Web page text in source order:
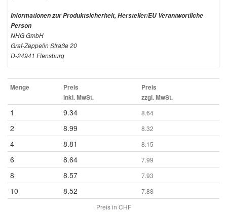
Informationen zur Produktsicherheit, Hersteller/EU Verantwortliche
Person
NHG GmbH
Graf-Zeppelin Straße 20
D-24941 Flensburg
Menge
Preis
inkl. MwSt.
Preis
zzgl. MwSt.
1 9.34 8.64
2 8.99 8.32
4 8.81 8.15
6 8.64 7.99
8 8.57 7.93
10 8.52
7.88
Preis in CHF